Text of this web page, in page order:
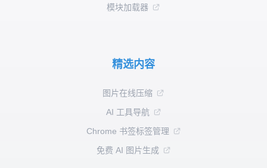
模块加载器
精选内容
图片在线压缩
AI 工具导航
Chrome 书签标签管理
免费 AI 图片生成